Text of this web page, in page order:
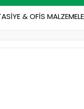
& OFİS